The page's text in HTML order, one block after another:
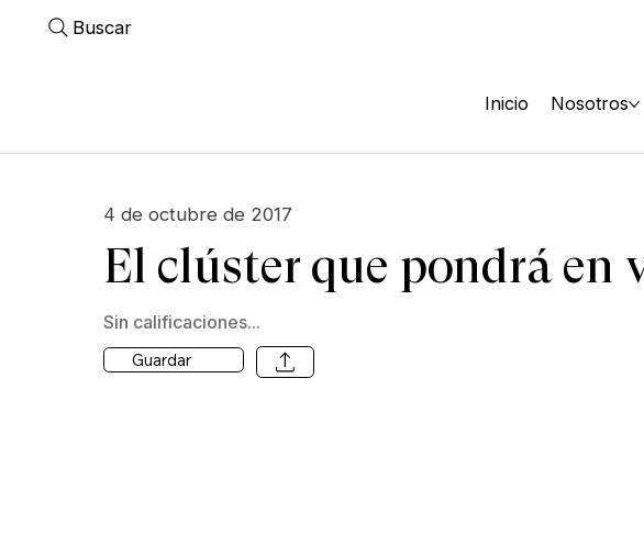
Buscar
Inicio Nosotros
4 de octubre de 2017
El clúster que pondrá en
Sin calificaciones...
Guardar